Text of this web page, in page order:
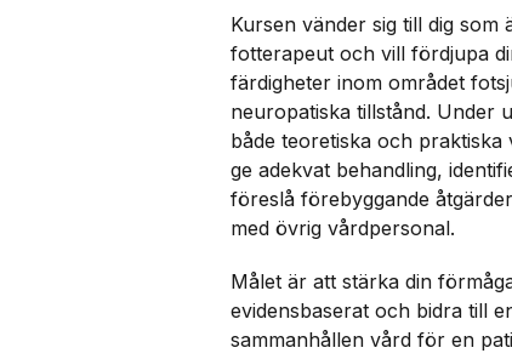
Kursen vänder sig till dig som
fotterapeut och vill fördjupa
färdigheter inom området
neuropatiska tillstånd. Under
både teoretiska och
ge adekvat behandling,
föreslå förebyggande
med övrig vårdpersonal.
Målet är att stärka din
evidensbaserat och bidra till
sammanhållen vård för en